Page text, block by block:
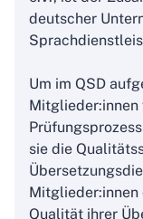
deutscher
Um im QSD
Mitglieder:innen
sie die
Mitglieder:innen
Qualität ihrer